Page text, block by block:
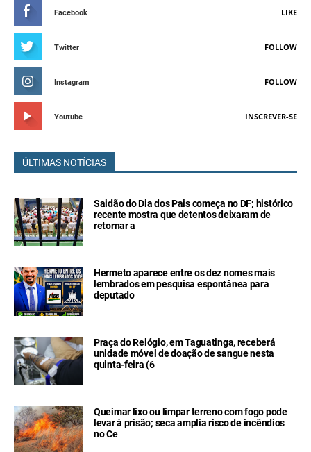
Facebook LIKE
Twitter FOLLOW
Instagram FOLLOW
Youtube INSCREVER-SE
ÚLTIMAS NOTÍCIAS
Saidão do Dia dos Pais começa no DF; histórico
recente mostra que detentos deixaram de
retornar a
Hermeto aparece entre os dez nomes mais
lembrados em pesquisa espontânea para
deputado
Praça do Relógio, em Taguatinga, receberá
unidade móvel de doação de sangue nesta
quinta-feira (6
Queimar lixo ou limpar terreno com fogo pode
levar à prisão; seca amplia risco de incêndios
no Ce